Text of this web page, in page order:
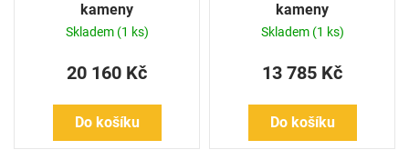
kameny
Skladem (1 ks)
20 160 Kč
Do košíku
kameny
Skladem (1 ks)
13 785 Kč
Do košíku